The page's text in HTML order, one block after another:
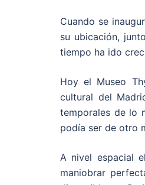
Cuando se
su ubicación,
tiempo ha ido
Hoy el Museo
cultural del
temporales de lo
podía ser de otro
A nivel espacial
maniobrar